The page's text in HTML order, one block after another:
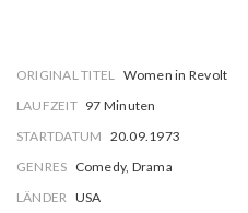
ORIGINAL TITEL Women in Revolt
LAUFZEIT 97 Minuten
STARTDATUM 20.09.1973
GENRES Comedy, Drama
LÄNDER USA